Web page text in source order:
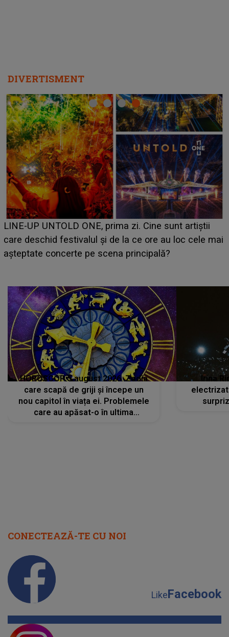
DIVERTISMENT
UP UNTOLD ONE, prima zi. Cine sunt artiștii
deschid festivalul și de la ce ore au loc cele mai
concerte pe scena principală?
HOROSCOP 5 august 2026. Zodia
care scapă de griji și începe un
nou capitol în viața ei. Problemele
care au apăsat-o în ultima
Irina
CONECTEAZĂ-TE CU NOI
LikeFacebook